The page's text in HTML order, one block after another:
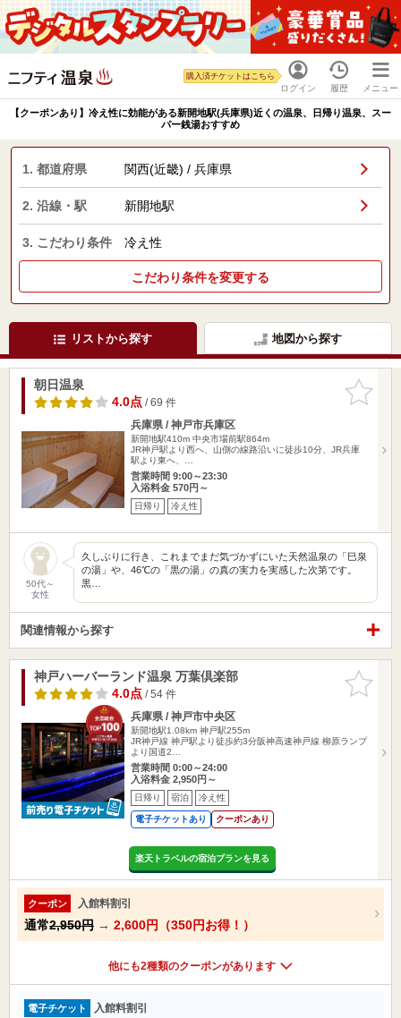
ログイン
購入済チケットはこちら
履歴 メニュー
【クーポンあり】冷え性に効能がある新開地駅(兵庫県)近くの温泉、日帰り温泉、スー
パー銭湯おすすめ
1. 都道府県 関西(近畿) / 兵庫県
2. 沿線・駅 新開地駅
3. こだわり条件 冷え性
こだわり条件を変更する
リストから探す 地図から探す
お気に入
りに追加
朝日温泉
4.0点/ 69 件
兵庫県 / 神戸市兵庫区
新開地駅410m 中央市場前駅864m
JR神戸駅より西へ、山側の線路沿いに徒歩10分、JR兵庫
駅より東へ、…
営業時間 9:00～23:30
入浴料金 570円～
日帰り 冷え性
50代～
女性
久しぶりに行き、これまでまだ気づかずにいた天然温泉の「巳泉
の湯」や、46℃の「黒の湯」の真の実力を実感した次第です。
黒…
関連情報から探す
お気に入
りに追加
神戸ハーバーランド温泉 万葉倶楽部
4.0点/ 54 件
兵庫県 / 神戸市中央区
新開地駅1.08km 神戸駅255m
JR神戸線 神戸駅より徒歩約3分阪神高速神戸線 柳原ランプ
より国道2…
営業時間 0:00～24:00
入浴料金 2,950円～
日帰り 宿泊 冷え性
電子チケットあり クーポンあり
楽天トラベルの宿泊プランを見る
クーポン 入館料割引
通常2,950円 → 2,600円（350円お得！）
他にも2種類のクーポンがあります
電子チケット 入館料割引